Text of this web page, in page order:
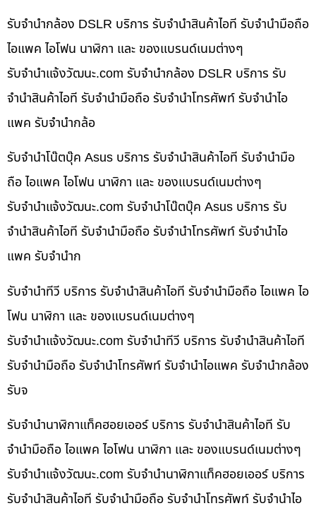
รับจำนำกล้อง DSLR บริการ รับจำนำสินค้าไอที รับจำนำมือถือ
ไอแพค ไอโฟน นาฬิกา และ ของแบรนด์เนมต่างๆ
รับจํานําแจ้งวัฒนะ.com รับจำนำกล้อง DSLR บริการ รับ
จำนำสินค้าไอที รับจำนำมือถือ รับจำนำโทรศัพท์ รับจำนำไอ
แพค รับจำนำกล้อ
รับจำนำโน๊ตบุ๊ค Asus บริการ รับจำนำสินค้าไอที รับจำนำมือ
ถือ ไอแพค ไอโฟน นาฬิกา และ ของแบรนด์เนมต่างๆ
รับจํานําแจ้งวัฒนะ.com รับจำนำโน๊ตบุ๊ค Asus บริการ รับ
จำนำสินค้าไอที รับจำนำมือถือ รับจำนำโทรศัพท์ รับจำนำไอ
แพค รับจำนำก
รับจำนำทีวี บริการ รับจำนำสินค้าไอที รับจำนำมือถือ ไอแพค ไอ
โฟน นาฬิกา และ ของแบรนด์เนมต่างๆ
รับจํานําแจ้งวัฒนะ.com รับจำนำทีวี บริการ รับจำนำสินค้าไอที
รับจำนำมือถือ รับจำนำโทรศัพท์ รับจำนำไอแพค รับจำนำกล้อง
รับจ
รับจำนำนาฬิกาแท็คฮอยเออร์ บริการ รับจำนำสินค้าไอที รับ
จำนำมือถือ ไอแพค ไอโฟน นาฬิกา และ ของแบรนด์เนมต่างๆ
รับจํานําแจ้งวัฒนะ.com รับจำนำนาฬิกาแท็คฮอยเออร์ บริการ
รับจำนำสินค้าไอที รับจำนำมือถือ รับจำนำโทรศัพท์ รับจำนำไอ